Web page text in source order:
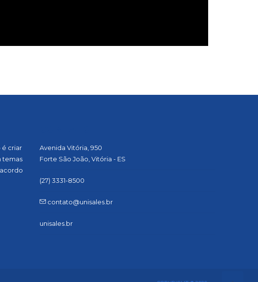
é criar
temas
Avenida Vitória, 950
Forte São João, Vitória - ES
(27) 3331-8500
contato@unisales.br
unisales.br